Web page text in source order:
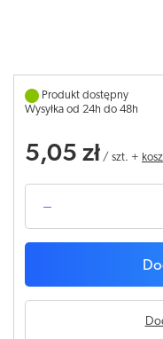
Produkt dostępny
Wysyłka od 24h do 48h
5,05 zł / szt. +